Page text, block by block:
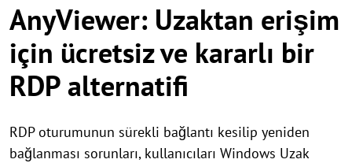
AnyViewer: Uzaktan erişim
için ücretsiz ve kararlı bir
RDP alternatifi
RDP oturumunun sürekli bağlantı kesilip yeniden
bağlanması sorunları, kullanıcıları Windows Uzak